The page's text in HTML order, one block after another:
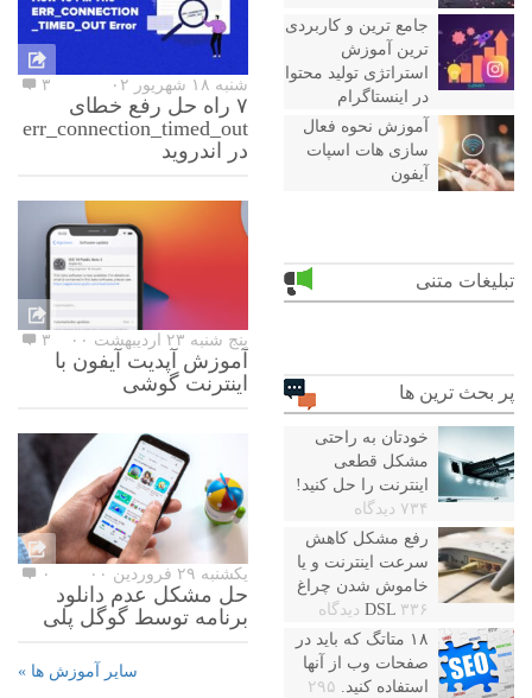
جامع ترین و کاربردی
ترین آموزش
استراتژی تولید محتوا
در اینستاگرام
آموزش نحوه فعال
سازی هات اسپات
آیفون
تبلیغات متنی
پر بحث ترین ها
خودتان به راحتی
مشکل قطعی
اینترنت را حل کنید!
۷۳۴ دیدگاه
رفع مشکل کاهش
سرعت اینترنت و یا
خاموش شدن چراغ
DSL ۳۳۶ دیدگاه
۱۸ متاتگ که باید در
صفحات وب از آنها
استفاده کنید. ۲۹۵
شنبه ۱۸ شهریور ۰۲ ۳
۷ راه حل رفع خطای
err_connection_timed_out
در اندروید
پنج شنبه ۲۳ اردیبهشت ۰۰ ۳
آموزش آپدیت آیفون با
اینترنت گوشی
یکشنبه ۲۹ فروردین ۰۰ ۰
حل مشکل عدم دانلود
برنامه توسط گوگل پلی
سایر آموزش ها »